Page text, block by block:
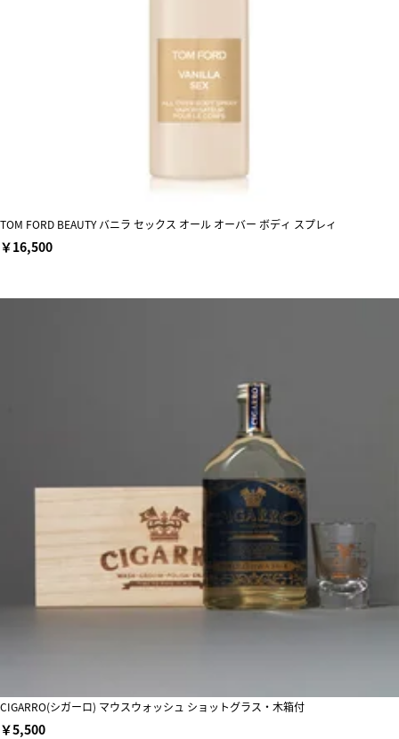
TOM FORD BEAUTY バニラ セックス オール オーバー ボディ スプレィ
￥16,500
CIGARRO(シガーロ) マウスウォッシュ ショットグラス・木箱付
￥5,500